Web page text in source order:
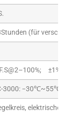
(für
3000:
elektrische